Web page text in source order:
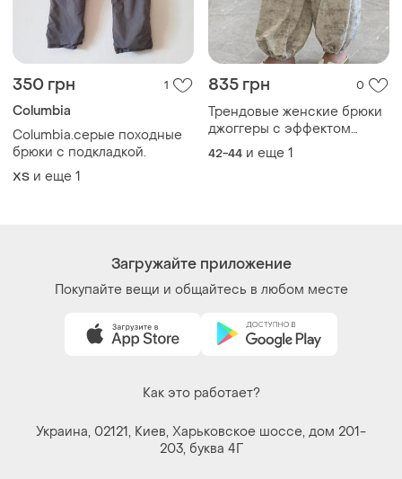
350 грн 1
Columbia
Columbia.серые походные
брюки с подкладкой.
ХS и еще 1
835 грн 0
Трендовые женские брюки
джоггеры с эффектом
мрамора молочного цвета
42-44 и еще 1
Загружайте приложение
Покупайте вещи и общайтесь в любом месте
Как это работает?
Украина, 02121, Киев, Харьковское шоссе, дом 201-
203, буква 4Г